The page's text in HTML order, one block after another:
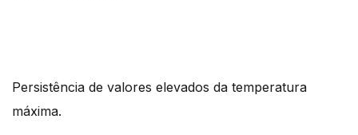
Persistência de valores elevados da temperatura
máxima.